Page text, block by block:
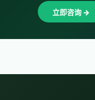
立即咨询 →